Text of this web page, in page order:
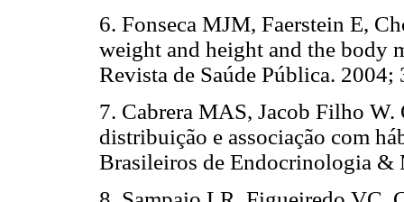
6. Fonseca MJM, Faerstein E,
weight and height and the body
Revista de Saúde Pública.
7. Cabrera MAS, Jacob Filho W.
distribuição e associação com
Brasileiros de Endocrinologia